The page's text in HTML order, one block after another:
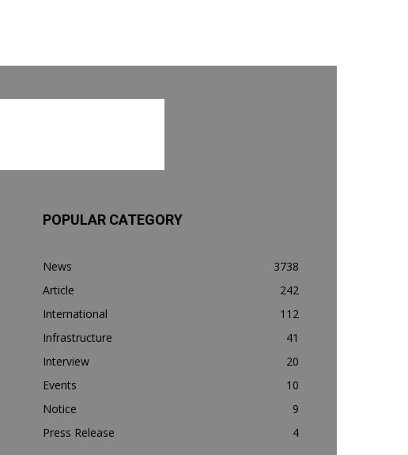
POPULAR CATEGORY
News
3738
Article
242
International
112
Infrastructure
41
Interview
20
Events
10
Notice
9
Press Release
4